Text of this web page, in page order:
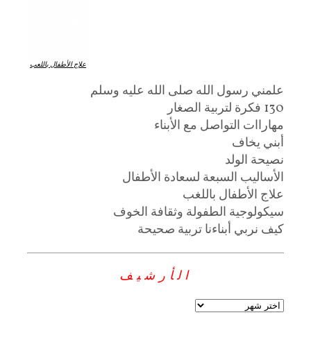
علاج الأطفال باللعب
علمني رسول الله صلى الله عليه وسلم
130 فكرة لتربية الصغار
مهاراات التواصل مع الأبناء
أبني يخاف
نصيحة الولد
الأساليب السبعة لسعادة الأطفال
علاج الأطفال باللغب
سيكولوجية الطفولة وثقافة الخوف
كيف نربي أبناءنا تربية صحيحة
الأرشيف